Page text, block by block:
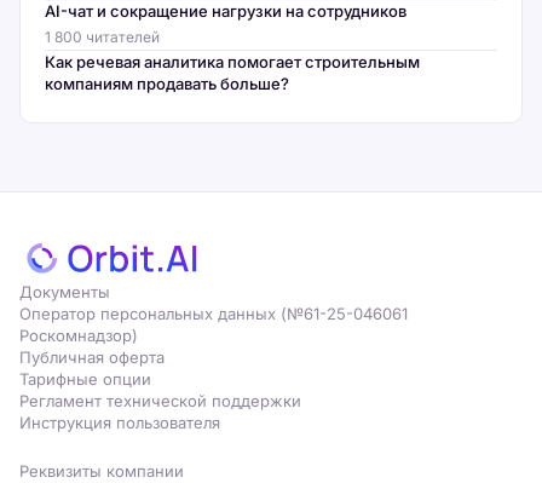
AI-чат и сокращение нагрузки на сотрудников
1 800 читателей
Как речевая аналитика помогает строительным
компаниям продавать больше?
Документы
Оператор персональных данных (№61-25-046061
Роскомнадзор)
Публичная оферта
Тарифные опции
Регламент технической поддержки
Инструкция пользователя
Реквизиты компании